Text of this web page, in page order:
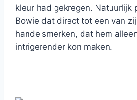
kleur had gekregen. Natuurlijk
Bowie dat direct tot een van
handelsmerken, dat hem
intrigerender kon maken.